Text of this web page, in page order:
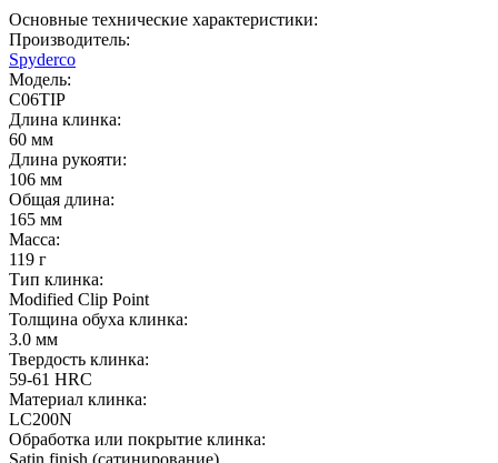
Основные технические характеристики:
Производитель:
Spyderco
Модель:
C06TIP
Длина клинка:
60 мм
Длина рукояти:
106 мм
Общая длина:
165 мм
Масса:
119 г
Тип клинка:
Modified Clip Point
Толщина обуха клинка:
3.0 мм
Твердость клинка:
59-61 HRC
Материал клинка:
LC200N
Обработка или покрытие клинка: